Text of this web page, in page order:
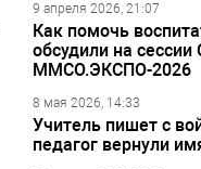
9 апреля 2026, 21:07
Как помочь
обсудили на сессии
ММСО.ЭКСПО-2026
8 мая 2026, 14:33
Учитель пишет с
педагог вернули